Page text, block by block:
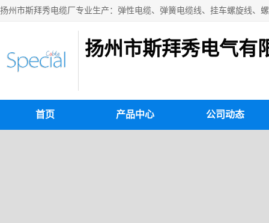
扬州市斯拜秀电气有
首页 产品中心 公司动态